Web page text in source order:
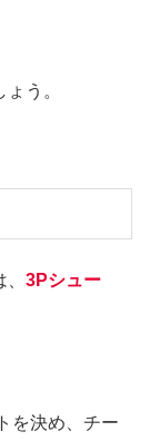
う。
3Pシュー
を決め、チー